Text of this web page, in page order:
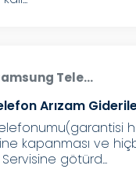
Tele...
Arızam
kapanması ve
götürd...